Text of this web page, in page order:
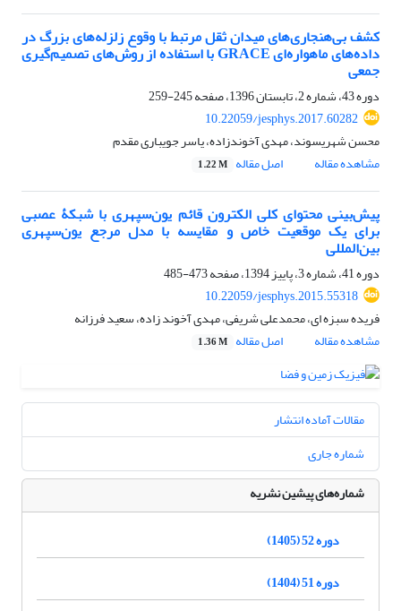
کشف بی‌هنجاری‌های میدان ثقل مرتبط با وقوع زلزله‌های بزرگ در
داده‌های ماهواره‌ای GRACE با استفاده از روش‌های تصمیم‌گیری
جمعی
دوره 43، شماره 2، تابستان 1396، صفحه
245-259
10.22059/jesphys.2017.60282
محسن شهریسوند، مهدی آخوندزاده، یاسر جویباری مقدم
مشاهده مقاله
اصل مقاله 1.22 M
پیش‌بینی محتوای کلی الکترون قائم یون‌سپهری با شبکۀ عصبی
برای یک موقعیت ‌خاص و مقایسه با مدل مرجع یون‌سپهری
بین‌المللی
دوره 41، شماره 3، پاییز 1394، صفحه
473-485
10.22059/jesphys.2015.55318
فریده سبزه ای، محمدعلی شریفی، مهدی آخوند زاده، سعید فرزانه
مشاهده مقاله
اصل مقاله 1.36 M
مقالات آماده انتشار
شماره جاری
شماره‌های پیشین نشریه
دوره 52 (1405)
دوره 51 (1404)